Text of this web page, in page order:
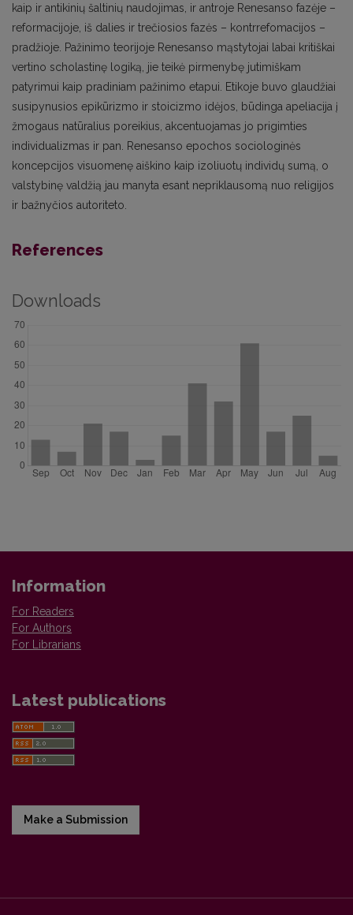
kaip ir antikinių šaltinių naudojimas, ir antroje Renesanso fazėje –
reformacijoje, iš dalies ir trečiosios fazės – kontrrefomacijos –
pradžioje. Pažinimo teorijoje Renesanso mąstytojai labai kritiškai
vertino scholastinę logiką, jie teikė pirmenybę jutimiškam
patyrimui kaip pradiniam pažinimo etapui. Etikoje buvo glaudžiai
susipynusios epikūrizmo ir stoicizmo idėjos, būdinga apeliacija į
žmogaus natūralius poreikius, akcentuojamas jo prigimties
individualizmas ir pan. Renesanso epochos sociologinės
koncepcijos visuomenę aiškino kaip izoliuotų individų sumą, o
valstybinę valdžią jau manyta esant nepriklausomą nuo religijos
ir bažnyčios autoriteto.
References
Downloads
Information
For Readers
For Authors
For Librarians
Latest publications
Make a Submission